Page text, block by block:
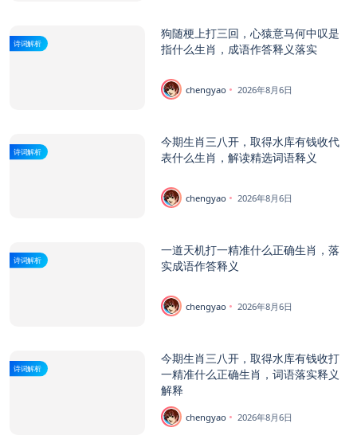
诗词解析
狗随梗上打三回，心猿意马何中叹是
指什么生肖，成语作答释义落实
chengyao 2026年8月6日
诗词解析
今期生肖三八开，取得水库有钱收代
表什么生肖，解读精选词语释义
chengyao 2026年8月6日
诗词解析
一道天机打一精准什么正确生肖，落
实成语作答释义
chengyao 2026年8月6日
诗词解析
今期生肖三八开，取得水库有钱收打
一精准什么正确生肖，词语落实释义
解释
chengyao 2026年8月6日